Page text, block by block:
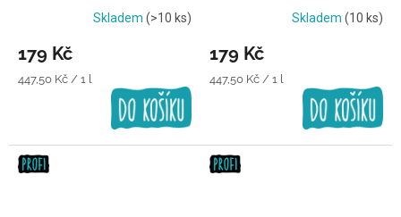
Transparentní lak
Skladem (>10 ks)
179 Kč
Měrná
447,50 Kč / 1 l
Transparentní lak
Skladem (10 ks)
179 Kč
Měrná
447,50 Kč / 1 l